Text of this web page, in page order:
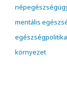
mentális
egészségpolitika
környezet